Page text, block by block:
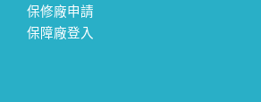
保修廠申請
保障廠登入